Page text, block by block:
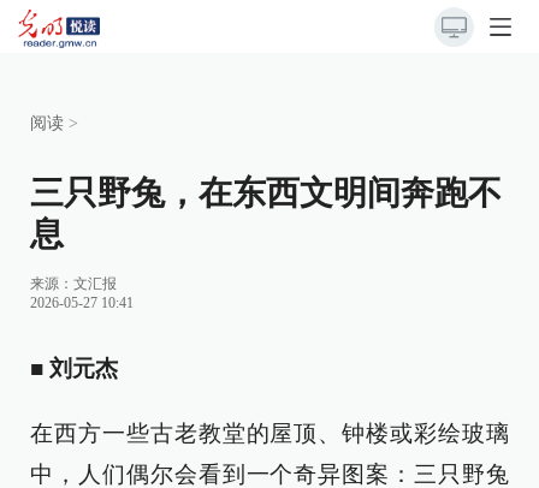
阅读 >
三只野兔，在东西文明间奔跑不
息
来源： 文汇报
2026-05-27 10:41
■ 刘元杰
在西方一些古老教堂的屋顶、钟楼或彩绘玻璃
中，人们偶尔会看到一个奇异图案：三只野兔